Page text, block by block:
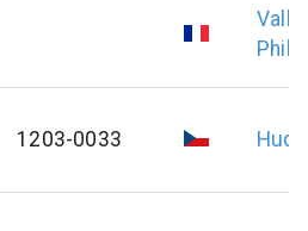
1203-0033